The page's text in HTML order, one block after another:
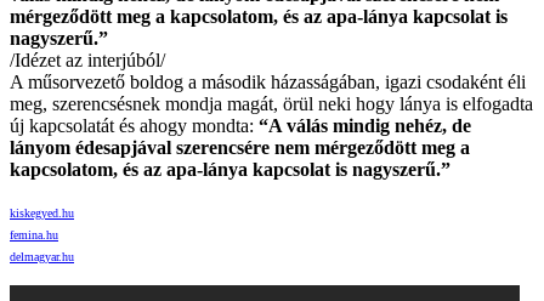
mérgeződött meg a kapcsolatom, és az apa-lánya kapcsolat is
nagyszerű.”
/Idézet az interjúból/
A műsorvezető boldog a második házasságában, igazi csodaként éli
meg, szerencsésnek mondja magát, örül neki hogy lánya is elfogadta
új kapcsolatát és ahogy mondta: “A válás mindig nehéz, de
lányom édesapjával szerencsére nem mérgeződött meg a
kapcsolatom, és az apa-lánya kapcsolat is nagyszerű.”
kiskegyed.hu
femina.hu
delmagyar.hu